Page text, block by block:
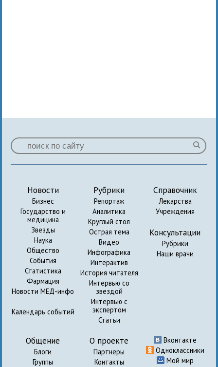
Новости
Бизнес
Государство и
медицина
Звезды
Наука
Общество
События
Статистика
Фармация
Новости МЕД-инфо
Календарь событий
Рубрики
Репортаж
Аналитика
Круглый стол
Острая тема
Видео
Инфографика
Интерактив
История читателя
Интервью со
звездой
Интервью с
экспертом
Статьи
Справочник
Лекарства
Учреждения
Консультации
Рубрики
Наши врачи
Общение
Блоги
Группы
О проекте
Партнеры
Контакты
Вконтакте
Одноклассники
Мой мир